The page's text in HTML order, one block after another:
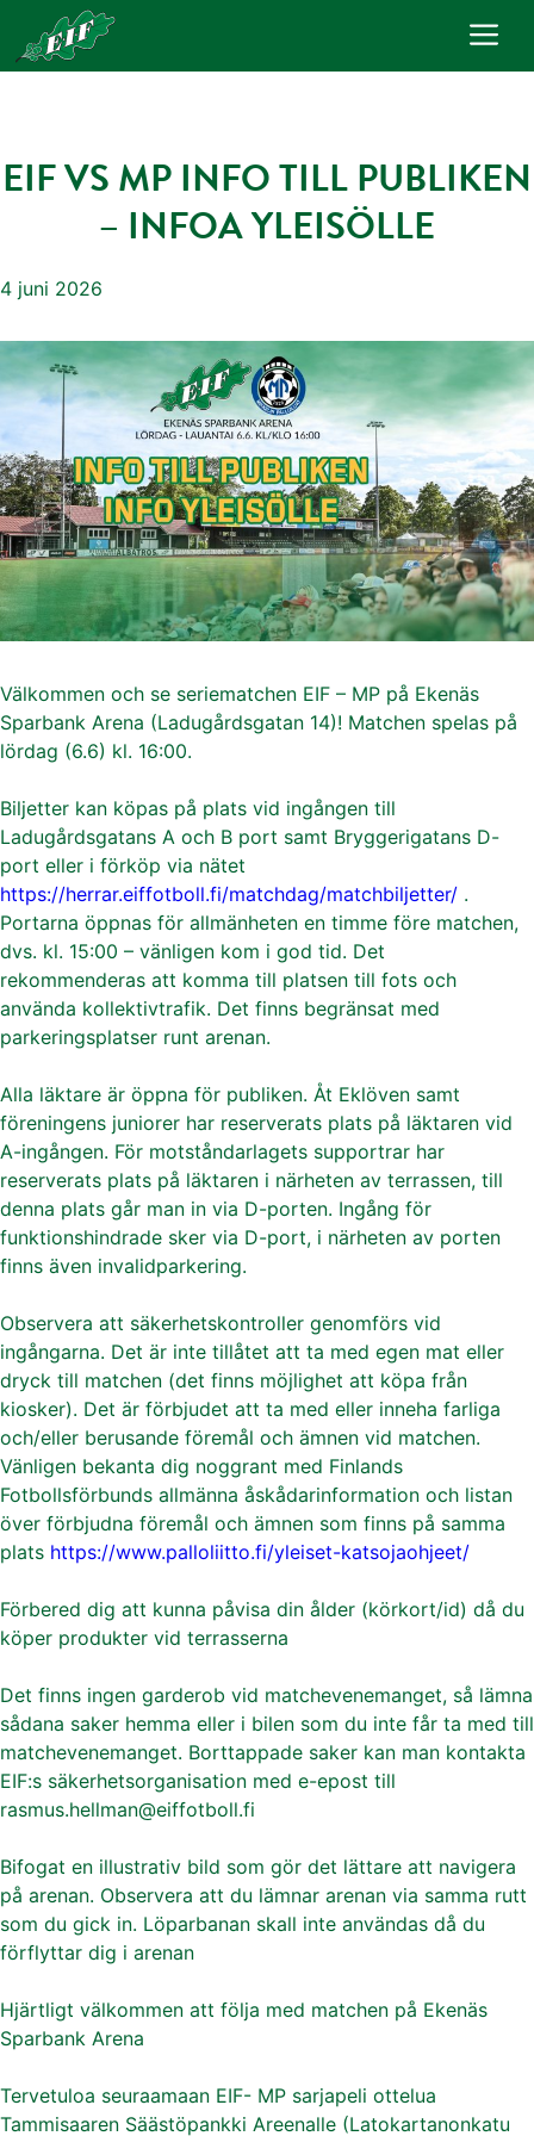
innehåll
EIF VS MP INFO TILL PUBLIKEN
– INFOA YLEISÖLLE
4 juni 2026
Välkommen och se seriematchen EIF – MP på Ekenäs
Sparbank Arena (Ladugårdsgatan 14)! Matchen spelas på
lördag (6.6) kl. 16:00.
Biljetter kan köpas på plats vid ingången till
Ladugårdsgatans A och B port samt Bryggerigatans D-
port eller i förköp via nätet
https://herrar.eiffotboll.fi/matchdag/matchbiljetter/ .
Portarna öppnas för allmänheten en timme före matchen,
dvs. kl. 15:00 – vänligen kom i god tid. Det
rekommenderas att komma till platsen till fots och
använda kollektivtrafik. Det finns begränsat med
parkeringsplatser runt arenan.
Alla läktare är öppna för publiken. Åt Eklöven samt
föreningens juniorer har reserverats plats på läktaren vid
A-ingången. För motståndarlagets supportrar har
reserverats plats på läktaren i närheten av terrassen, till
denna plats går man in via D-porten. Ingång för
funktionshindrade sker via D-port, i närheten av porten
finns även invalidparkering.
Observera att säkerhetskontroller genomförs vid
ingångarna. Det är inte tillåtet att ta med egen mat eller
dryck till matchen (det finns möjlighet att köpa från
kiosker). Det är förbjudet att ta med eller inneha farliga
och/eller berusande föremål och ämnen vid matchen.
Vänligen bekanta dig noggrant med Finlands
Fotbollsförbunds allmänna åskådarinformation och listan
över förbjudna föremål och ämnen som finns på samma
plats https://www.palloliitto.fi/yleiset-katsojaohjeet/
Förbered dig att kunna påvisa din ålder (körkort/id) då du
köper produkter vid terrasserna
Det finns ingen garderob vid matchevenemanget, så lämna
sådana saker hemma eller i bilen som du inte får ta med till
matchevenemanget. Borttappade saker kan man kontakta
EIF:s säkerhetsorganisation med e-epost till
rasmus.hellman@eiffotboll.fi
Bifogat en illustrativ bild som gör det lättare att navigera
på arenan. Observera att du lämnar arenan via samma rutt
som du gick in. Löparbanan skall inte användas då du
förflyttar dig i arenan
Hjärtligt välkommen att följa med matchen på Ekenäs
Sparbank Arena
Tervetuloa seuraamaan EIF- MP sarjapeli ottelua
Tammisaaren Säästöpankki Areenalle (Latokartanonkatu